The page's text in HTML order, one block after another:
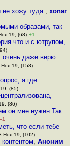
не хожу туда ,xonar
образами, так
19, (68) +1
что и с ютрупом,
очень даже верю
19, (158)
а где
(85)
(86)
он мне нужен Так
что если тебе
Ноя-19, (102)
, Аноним